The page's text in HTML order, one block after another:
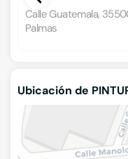
Calle Guatemala,
Palmas
Ubicación de